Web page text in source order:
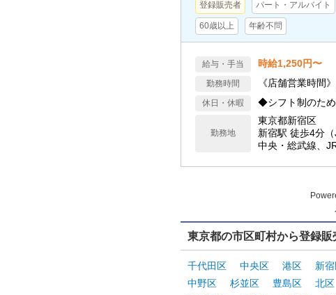
登録販売者 パート・アルバイト
60歳以上 年齢不問
給与・手当 時給1,250円〜
勤務時間 《店舗営業時間
休日・休暇 ◆シフト制のた
勤務地
東京都新宿区
新宿駅 徒歩4分
中央・総武線、
丸ノ内線） / 新
戸線、都営新宿
分（京王線） /
駅 徒歩7分（都
線）
東京都の市区町村から登録
千代田区 中央区 港区 新
中野区
杉並区 豊島区 北区